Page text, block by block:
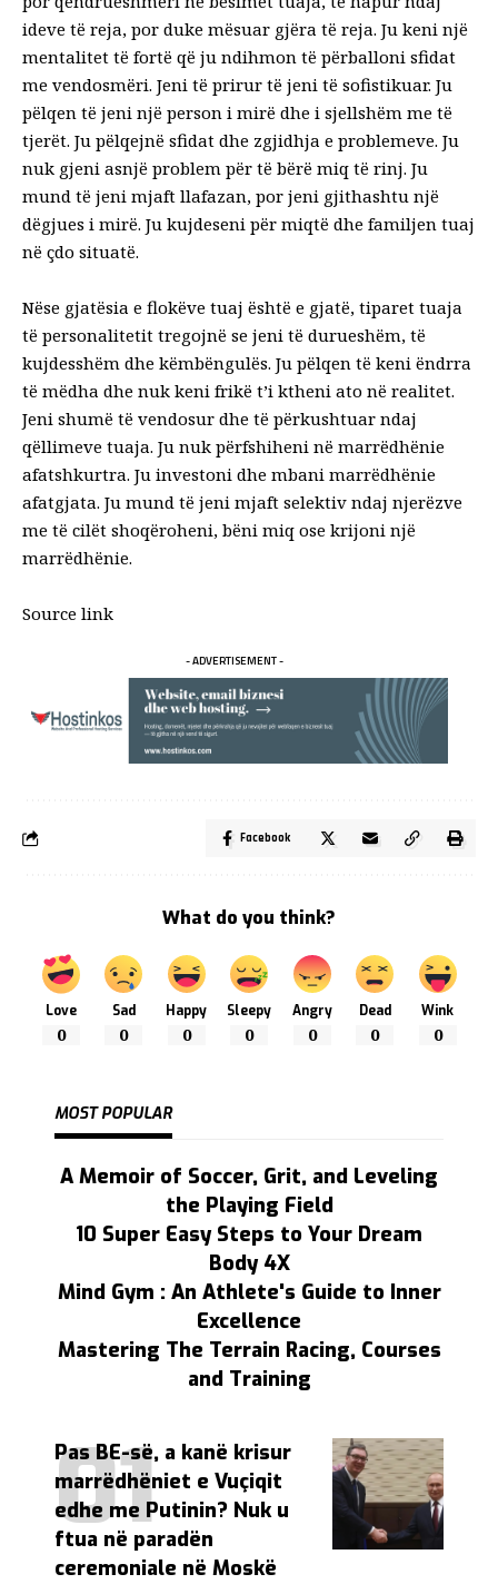
ideve të reja, por duke mësuar gjëra të reja. Ju keni një
mentalitet të fortë që ju ndihmon të përballoni sfidat
me vendosmëri. Jeni të prirur të jeni të sofistikuar. Ju
pëlqen të jeni një person i mirë dhe i sjellshëm me të
tjerët. Ju pëlqejnë sfidat dhe zgjidhja e problemeve. Ju
nuk gjeni asnjë problem për të bërë miq të rinj. Ju
mund të jeni mjaft llafazan, por jeni gjithashtu një
dëgjues i mirë. Ju kujdeseni për miqtë dhe familjen tuaj
në çdo situatë.
Nëse gjatësia e flokëve tuaj është e gjatë, tiparet tuaja
të personalitetit tregojnë se jeni të durueshëm, të
kujdesshëm dhe këmbëngulës. Ju pëlqen të keni ëndrra
të mëdha dhe nuk keni frikë t’i ktheni ato në realitet.
Jeni shumë të vendosur dhe të përkushtuar ndaj
qëllimeve tuaja. Ju nuk përfshiheni në marrëdhënie
afatshkurtra. Ju investoni dhe mbani marrëdhënie
afatgjata. Ju mund të jeni mjaft selektiv ndaj njerëzve
me të cilët shoqëroheni, bëni miq ose krijoni një
marrëdhënie.
Source link
- ADVERTISEMENT -
Facebook
What do you think?
Love
0
Sad
0
Happy
0
Sleepy
0
Angry
0
Dead
0
Wink
0
MOST POPULAR
A Memoir of Soccer, Grit, and Leveling
the Playing Field
10 Super Easy Steps to Your Dream
Body 4X
Mind Gym : An Athlete's Guide to Inner
Excellence
Mastering The Terrain Racing, Courses
and Training
Pas BE-së, a kanë krisur
marrëdhëniet e Vuçiqit
edhe me Putinin? Nuk u
ftua në paradën
ceremoniale në Moskë